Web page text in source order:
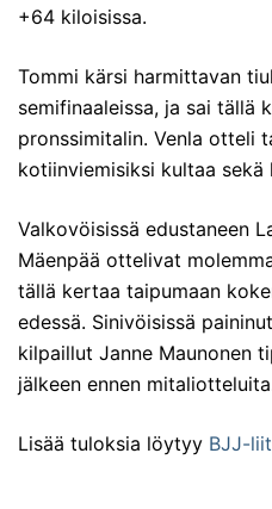
+64 kiloisissa.
Tommi kärsi harmittavan
semifinaaleissa, ja sai tällä
pronssimitalin. Venla otteli
kotiinviemisiksi kultaa
Valkovöisissä edustaneen
Mäenpää ottelivat
tällä kertaa taipumaan
edessä. Sinivöisissä
kilpaillut Janne Maunonen
jälkeen ennen
Lisää tuloksia löytyy BJJ-